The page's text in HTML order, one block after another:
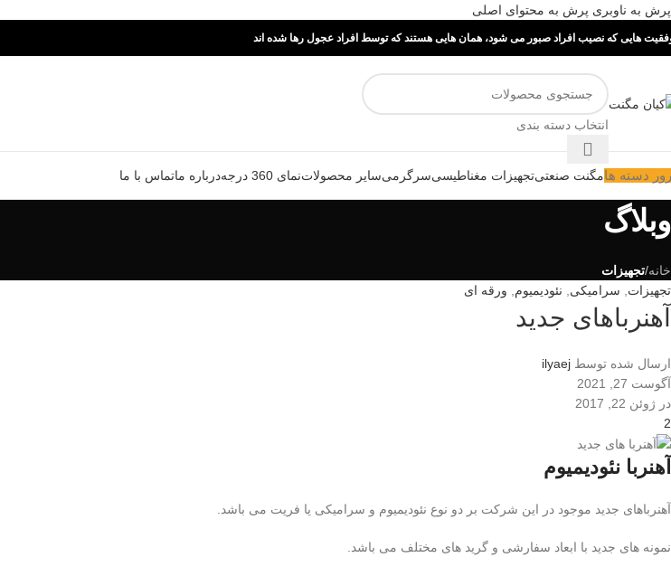
پرش به ناوبری پرش به محتوای اصلی
هایی که نصیب افراد صبور می شود، همان هایی هستند که توسط افراد عجول رها شده اند
انتخاب دسته بندی
دسته هامگنت صنعتیتجهیزات مغناطیسیسرگرمیسایر محصولاتنمای 360 درجه درباره ماتماس با ما
وبلاگ
خانه/تجهیزات
تجهیزات
سرامیکی نئودیمیوم ورقه ای
آهنرباهای جدید
ارسال شده توسط ilyaej
آگوست 27, 2021
در ژوئن 22, 2017
2
آهنربا نئودیمیوم
آهنرباهای جدید موجود در این شرکت بر دو نوع نئودیمیوم و سرامیکی یا فریت می باشد.
نمونه های جدید با ابعاد سفارشی و گرید های مختلف می باشد.